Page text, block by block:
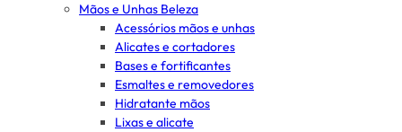
Mãos e Unhas Beleza
Acessórios mãos e unhas
Alicates e cortadores
Bases e fortificantes
Esmaltes e removedores
Hidratante mãos
Lixas e alicate